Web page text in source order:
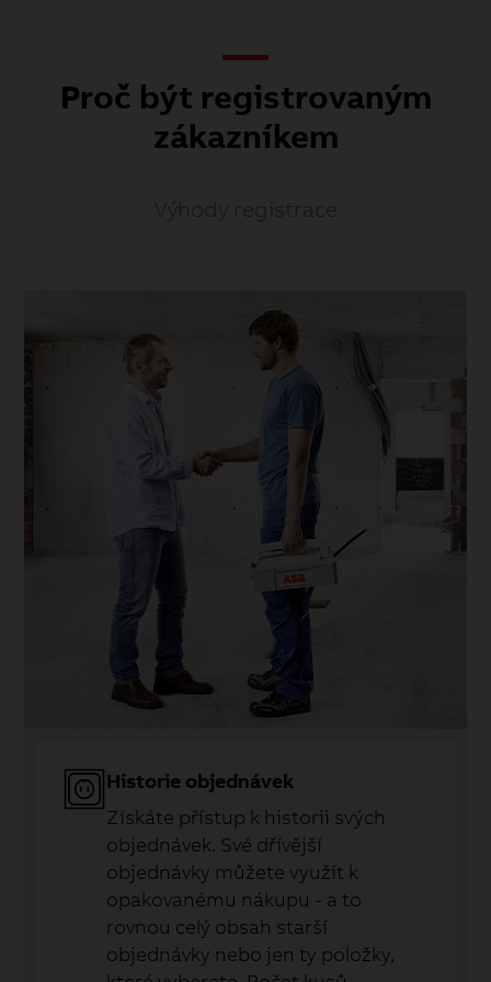
Proč být registrovaným
zákazníkem
Historie objednávek
Získáte přístup k historii svých
objednávek. Své dřívější
objednávky můžete využít k
opakovanému nákupu - a to
rovnou celý obsah starší
objednávky nebo jen ty položky,